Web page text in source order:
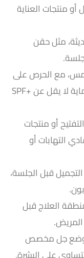
منتجات العناية
مثل حقن
مع الحرص على
استخدام واقٍ شمسي بمعامل حماية لا يقل عن +SPF
أو منتجات
التهابات أو
قبل الجلسة،
العلاج قبل
ثم وضع جل مخصص